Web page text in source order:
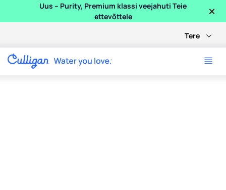
Uus – Purity, Premium klassi veejahuti Teie
ettevõttele
×
Tere